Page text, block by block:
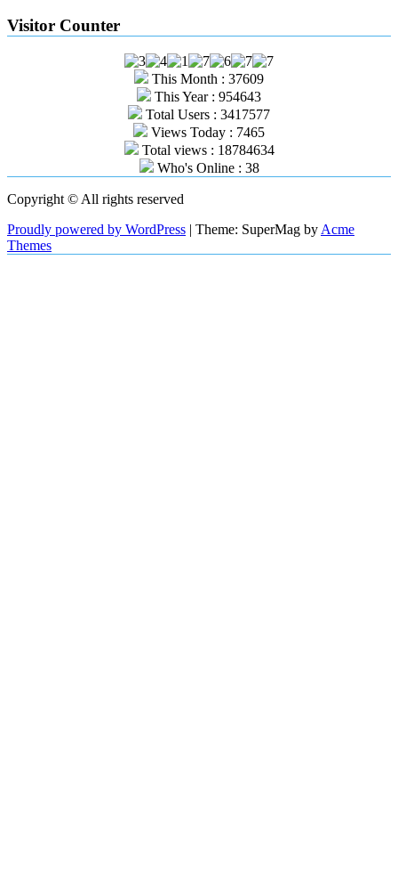
Visitor Counter
This Month : 37609
This Year : 954643
Total Users : 3417577
Views Today : 7465
Total views : 18784634
Who's Online : 38
Copyright © All rights reserved
Proudly powered by WordPress | Theme: SuperMag by Acme
Themes